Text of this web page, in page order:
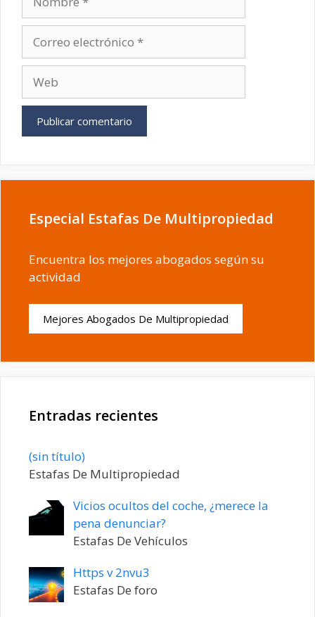
electrónico
Especial Estafas De Multipropiedad
Encuentra los mejores abogados según su
actividad
Mejores Abogados De Multipropiedad
Entradas recientes
(sin título)Entrada
20198
Estafas De Multipropiedad
Vicios ocultos del coche, ¿merece la
pena denunciar?
Estafas De Vehículos
Https v 2nvu3
Estafas De foro